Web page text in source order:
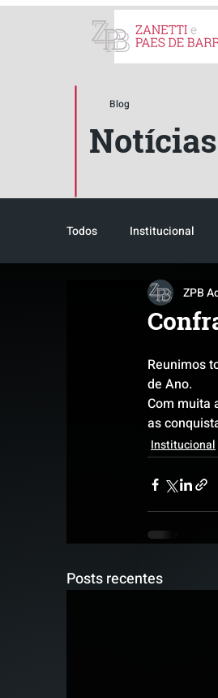
Blog
Todos Institucional
ReconhecimentoZPB
Reunimos
de Ano.
Com muita
as
Institucional
Posts recentes